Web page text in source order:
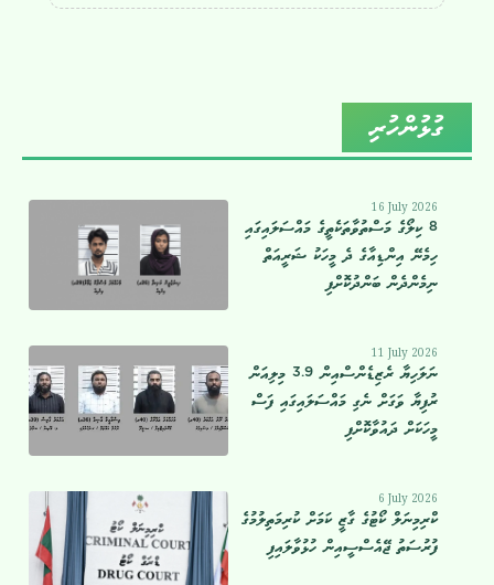
ގުޅުންހުރި
16 July 2026
8 ކިލޯގެ މަސްތުވާތަކެތީގެ މައްސަލައިގައި
ހިމެނޭ އިންޑިއާގެ ދެ މީހަކު ޝަރީއަތް
ނިމެންދެން ބަންދުކޮށްފި
11 July 2026
ނަލަހިޔާ ރެޒިޑެންސްއިން 3.9 މިލިއަން
ރުފިޔާ ވަގަށް ނެގި މައްސަލައިގައި ފަސް
މީހަކަށް ދައުވާކޮށްފި
6 July 2026
ކްރިމިނަލް ކޯޓުގެ ގާޒީ ކަމަށް ކުރިމަތިލުމުގެ
ފުރުސަތު ޖޭއެސްސީއިން ހުޅުވާލައިފި